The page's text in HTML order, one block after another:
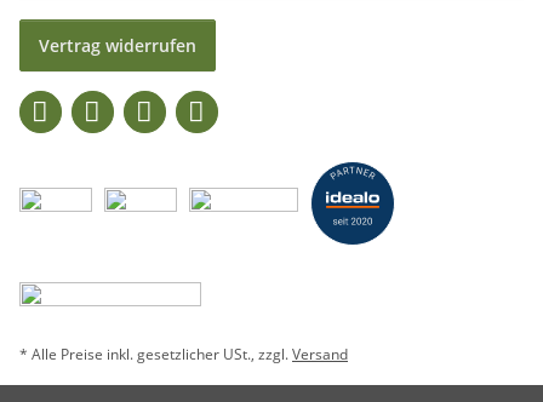
Vertrag widerrufen
* Alle Preise inkl. gesetzlicher USt., zzgl.Versand